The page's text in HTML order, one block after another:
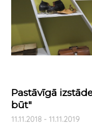
Pastāvīgā
būt"
11.11.2018 - 11.11.2019